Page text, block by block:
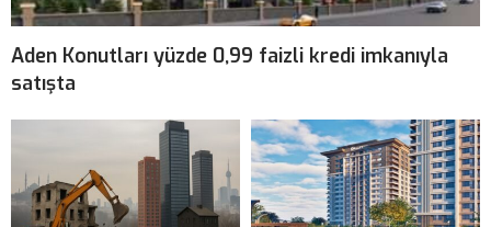
Aden Konutları yüzde 0,99 faizli kredi imkanıyla
satışta